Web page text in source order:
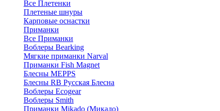
Все Плетенки
Плетеные шнуры
Карповые оснастки
Приманки
Все Приманки
Воблеры Bearking
Мягкие приманки Narval
Приманки Fish Magnet
Блесны MEPPS
Блесны RB Русская Блесна
Воблеры Ecogear
Воблеры Smith
Приманки Mikado (Микадо)